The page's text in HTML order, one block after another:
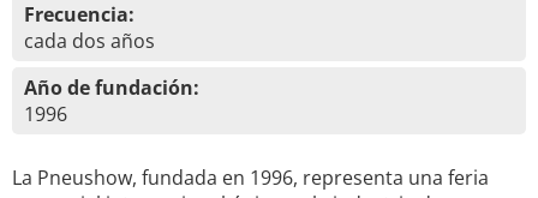
Frecuencia:
cada dos años
Año de fundación:
1996
La Pneushow, fundada en 1996, representa una feria